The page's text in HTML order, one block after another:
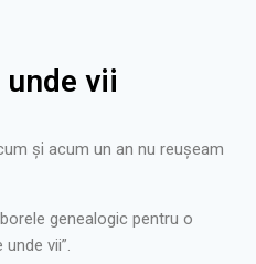
vii
și acum un an nu reușeam
genealogic pentru o
vii”.